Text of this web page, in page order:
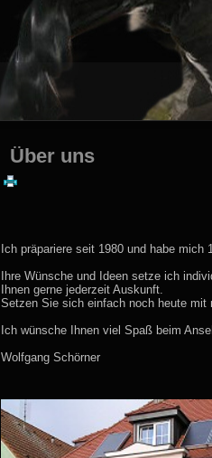
Über uns
Ich präpariere seit 1980 und habe
Ihre Wünsche und Ideen setze ich
Ihnen gerne jederzeit Auskunft.
Setzen Sie sich einfach noch heute mit
Ich wünsche Ihnen viel Spaß beim
Wolfgang Schörner